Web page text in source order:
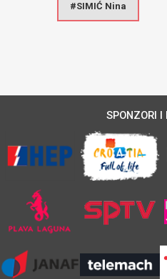
SIMIĆ Nina
SPONZORI I